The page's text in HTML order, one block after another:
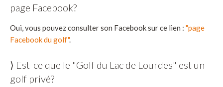
page Facebook?
Oui, vous pouvez consulter son Facebook sur ce lien : "page
Facebook du golf".
⟩ Est-ce que le "Golf du Lac de Lourdes" est un
golf privé?